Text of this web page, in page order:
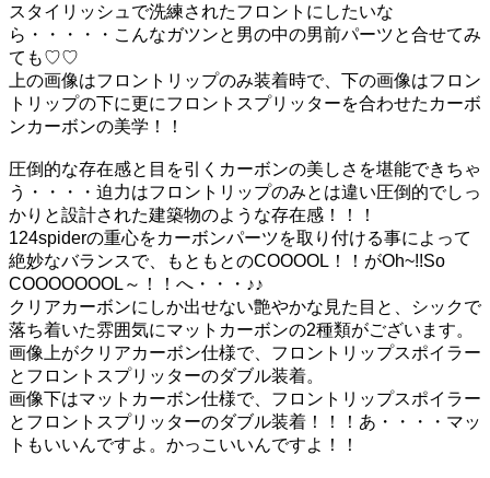
スタイリッシュで洗練されたフロントにしたいな
ら・・・・・こんなガツンと男の中の男前パーツと合せてみ
ても♡♡
上の画像はフロントリップのみ装着時で、下の画像はフロン
トリップの下に更にフロントスプリッターを合わせたカーボ
ンカーボンの美学！！
圧倒的な存在感と目を引くカーボンの美しさを堪能できちゃ
う・・・・迫力はフロントリップのみとは違い圧倒的でしっ
かりと設計された建築物のような存在感！！！
124spiderの重心をカーボンパーツを取り付ける事によって
絶妙なバランスで、もともとのCOOOOL！！がOh~!!So
COOOOOOOL～！！へ・・・♪♪
クリアカーボンにしか出せない艶やかな見た目と、シックで
落ち着いた雰囲気にマットカーボンの2種類がございます。
画像上がクリアカーボン仕様で、フロントリップスポイラー
とフロントスプリッターのダブル装着。
画像下はマットカーボン仕様で、フロントリップスポイラー
とフロントスプリッターのダブル装着！！！あ・・・・マッ
トもいいんですよ。かっこいいんですよ！！